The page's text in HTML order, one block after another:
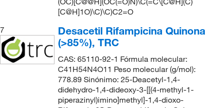
[C@H]1O)\C)\C)C2=O
7
Desacetil Rifampicina Quinona
(>85%), TRC
CAS: 65110-92-1 Fórmula molecular:
C41H54N4O11 Peso molecular (g/mol):
778.89 Sinónimo: 25-Deacetyl-1,4-
didehydro-1,4-dideoxy-3-[[(4-methyl-1-
piperazinyl)imino]methyl]-1,4-dioxo-